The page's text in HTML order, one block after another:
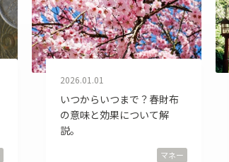
ステーショナリー
2026.01.01
いつからいつまで？春財布
の意味と効果について解
説。
マネー